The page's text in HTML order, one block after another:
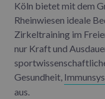
Köln bietet mit dem
Rheinwiesen ideale
Zirkeltraining im
nur Kraft und
Gesundheit,
aus.